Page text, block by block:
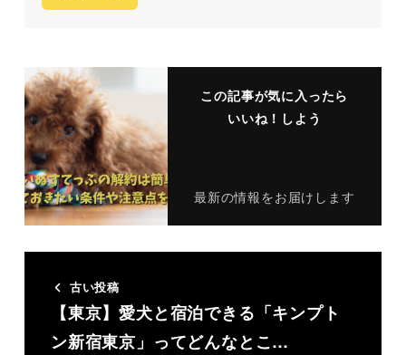
この記事が気に入ったら
いいね！しよう
最新の情報をお届けします
古い投稿
【東京】愛犬と宿泊できる「キンプト
ン新宿東京」ってどんなとこ…